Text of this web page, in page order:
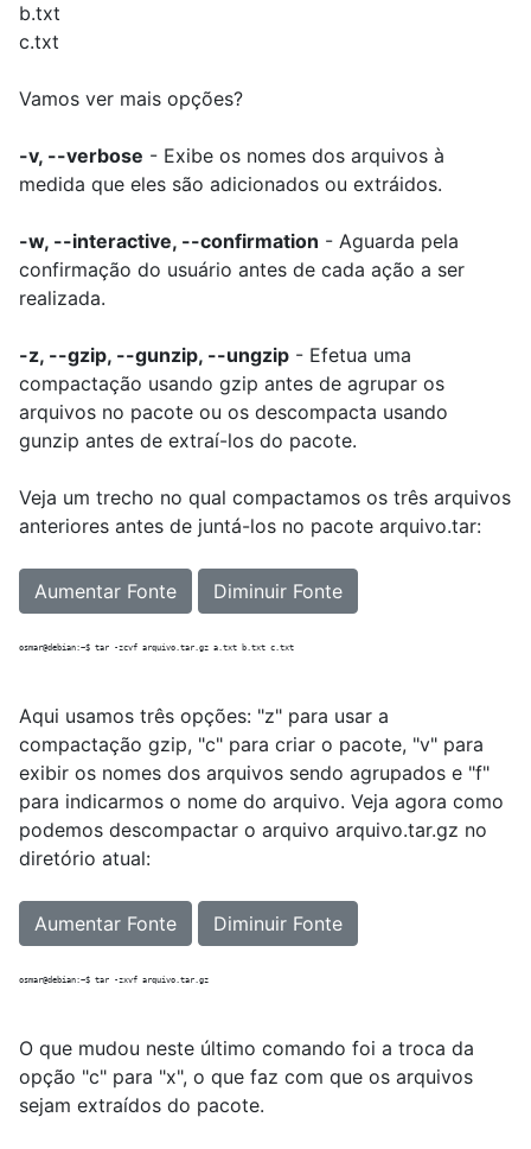
b.txt
c.txt
Vamos ver mais opções?
-v, --verbose - Exibe os nomes dos arquivos à
medida que eles são adicionados ou extráidos.
-w, --interactive, --confirmation - Aguarda pela
confirmação do usuário antes de cada ação a ser
realizada.
-z, --gzip, --gunzip, --ungzip - Efetua uma
compactação usando gzip antes de agrupar os
arquivos no pacote ou os descompacta usando
gunzip antes de extraí-los do pacote.
Veja um trecho no qual compactamos os três arquivos
anteriores antes de juntá-los no pacote arquivo.tar:
Aumentar Fonte Diminuir Fonte
Aqui usamos três opções: "z" para usar a
compactação gzip, "c" para criar o pacote, "v" para
exibir os nomes dos arquivos sendo agrupados e "f"
para indicarmos o nome do arquivo. Veja agora como
podemos descompactar o arquivo arquivo.tar.gz no
diretório atual:
Aumentar Fonte Diminuir Fonte
O que mudou neste último comando foi a troca da
opção "c" para "x", o que faz com que os arquivos
sejam extraídos do pacote.